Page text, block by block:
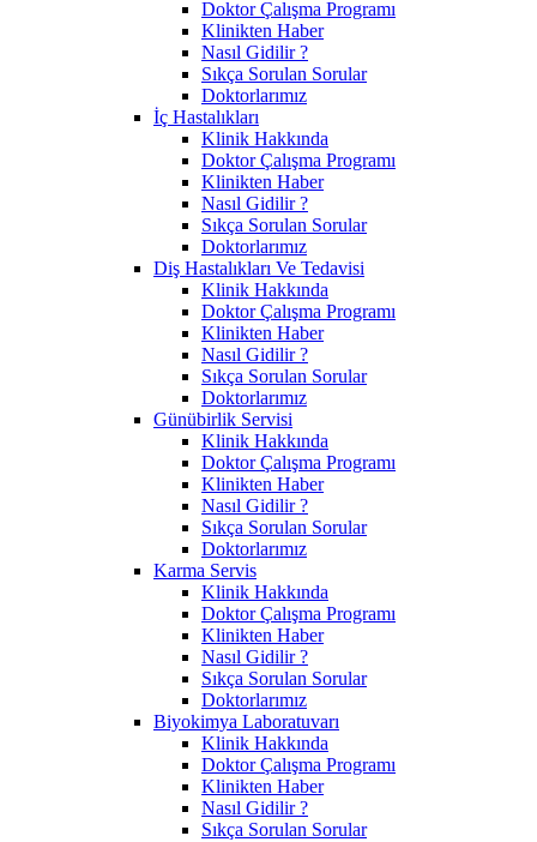
Doktor Çalışma Programı
Klinikten Haber
Nasıl Gidilir ?
Sıkça Sorulan Sorular
Doktorlarımız
İç Hastalıkları
Klinik Hakkında
Doktor Çalışma Programı
Klinikten Haber
Nasıl Gidilir ?
Sıkça Sorulan Sorular
Doktorlarımız
Diş Hastalıkları Ve Tedavisi
Klinik Hakkında
Doktor Çalışma Programı
Klinikten Haber
Nasıl Gidilir ?
Sıkça Sorulan Sorular
Doktorlarımız
Günübirlik Servisi
Klinik Hakkında
Doktor Çalışma Programı
Klinikten Haber
Nasıl Gidilir ?
Sıkça Sorulan Sorular
Doktorlarımız
Karma Servis
Klinik Hakkında
Doktor Çalışma Programı
Klinikten Haber
Nasıl Gidilir ?
Sıkça Sorulan Sorular
Doktorlarımız
Biyokimya Laboratuvarı
Klinik Hakkında
Doktor Çalışma Programı
Klinikten Haber
Nasıl Gidilir ?
Sıkça Sorulan Sorular